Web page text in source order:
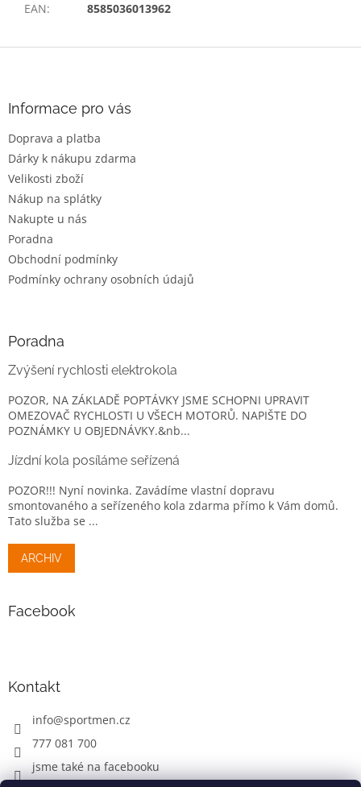
EAN: 8585036013962
Informace pro vás
Doprava a platba
Dárky k nákupu zdarma
Velikosti zboží
Nákup na splátky
Nakupte u nás
Poradna
Obchodní podmínky
Podmínky ochrany osobních údajů
Poradna
Zvýšení rychlosti elektrokola
POZOR, NA ZÁKLADĚ POPTÁVKY JSME SCHOPNI UPRAVIT
OMEZOVAČ RYCHLOSTI U VŠECH MOTORŮ. NAPIŠTE DO
POZNÁMKY U OBJEDNÁVKY.&nb...
Jízdní kola posíláme seřízená
POZOR!!! Nyní novinka. Zavádíme vlastní dopravu
smontovaného a seřízeného kola zdarma přímo k Vám domů.
Tato služba se ...
ARCHIV
Facebook
Kontakt
info@sportmen.cz
777 081 700
jsme také na facebooku